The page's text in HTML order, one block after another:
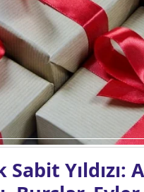
Yıldızı: